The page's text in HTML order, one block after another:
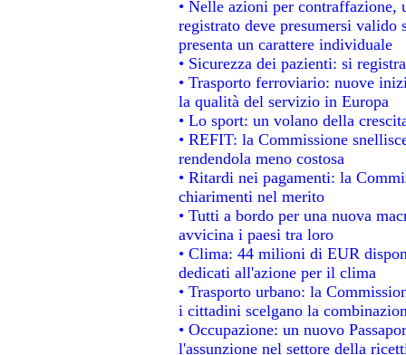
• Nelle azioni per
registrato deve presumersi
presenta un carattere individuale
• Sicurezza dei pazienti: si
• Trasporto ferroviario: nuove
la qualità del servizio in Europa
• Lo sport: un volano della
• REFIT: la Commissione
rendendola meno costosa
• Ritardi nei pagamenti: la
chiarimenti nel merito
• Tutti a bordo per una nuova
avvicina i paesi tra loro
• Clima: 44 milioni di EUR
dedicati all'azione per il clima
• Trasporto urbano: la
i cittadini scelgano la
• Occupazione: un nuovo
l'assunzione nel settore della